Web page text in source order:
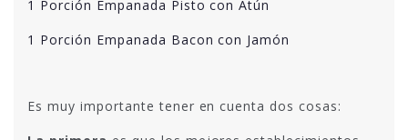
1 Porción Empanada Pisto con Atún
1 Porción Empanada Bacon con Jamón
Es muy importante tener en cuenta dos cosas: